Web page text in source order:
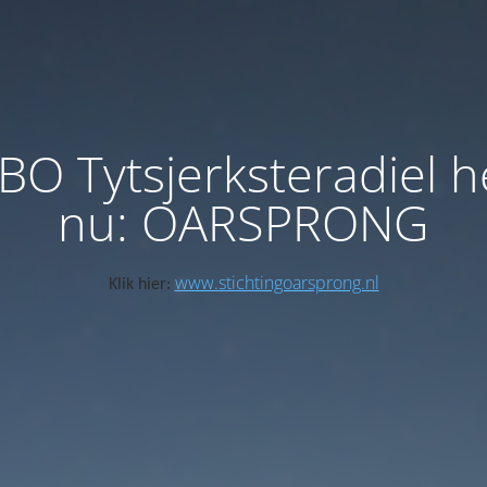
Tytsjerksteradiel
nu: OARSPRONG
Klik hier: www.stichtingoarsprong.nl